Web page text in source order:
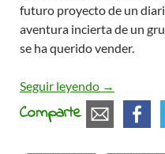
futuro proyecto de un
aventura incierta de un
se ha querido vender.
Seguir leyendo El País,
→
Comparte